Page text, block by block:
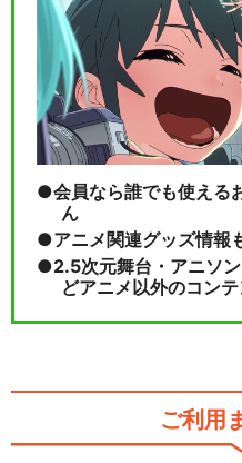
会員なら誰でも使える
ん
アニメ関連グッズ情報
2.5次元舞台・アニソ
どアニメ以外のコン
ご利用